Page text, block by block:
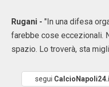
Rugani - "In una difesa
farebbe cose eccezionali.
spazio. Lo troverà, sta
segui